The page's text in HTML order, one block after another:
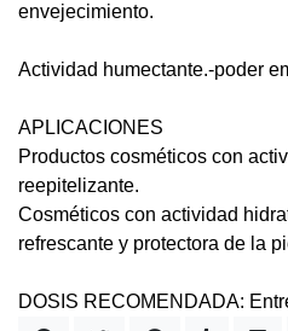
envejecimiento.
Actividad humectante.-poder
APLICACIONES
Productos cosméticos con
reepitelizante.
Cosméticos con actividad
refrescante y protectora de la
DOSIS RECOMENDADA: